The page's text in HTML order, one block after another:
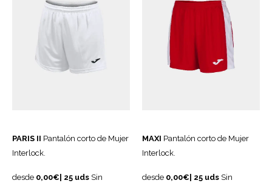
PARIS II Pantalón corto de Mujer
Interlock.
desde 0,00€| 25 uds Sin
MAXI Pantalón corto de Mujer
Interlock.
desde 0,00€| 25 uds Sin